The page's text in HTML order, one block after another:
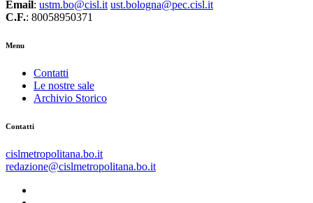
Email: ustm.bo@cisl.it ust.bologna@pec.cisl.it
C.F.: 80058950371
Menu
Contatti
Le nostre sale
Archivio Storico
Contatti
cislmetropolitana.bo.it
redazione@cislmetropolitana.bo.it